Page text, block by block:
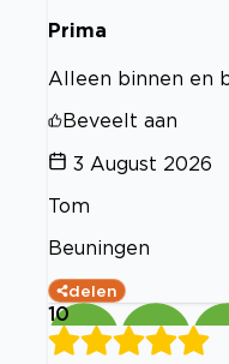
Prima
Alleen binnen en
Beveelt aan
3 August 2026
Tom
Beuningen
delen
10